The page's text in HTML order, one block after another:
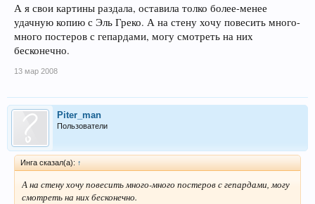
А я свои картины раздала, оставила толко более-менее
удачную копию с Эль Греко. А на стену хочу повесить много-
много постеров с гепардами, могу смотреть на них
бесконечно.
13 мар 2008
Piter_man
Пользователи
Инга сказал(а): ↑
А на стену хочу повесить много-много постеров с гепардами, могу
смотреть на них бесконечно.